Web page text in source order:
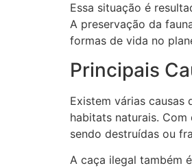
Essa situação é
A preservação da
formas de vida no
Principais
Existem várias
habitats naturais.
sendo destruídas ou
A caça ilegal também